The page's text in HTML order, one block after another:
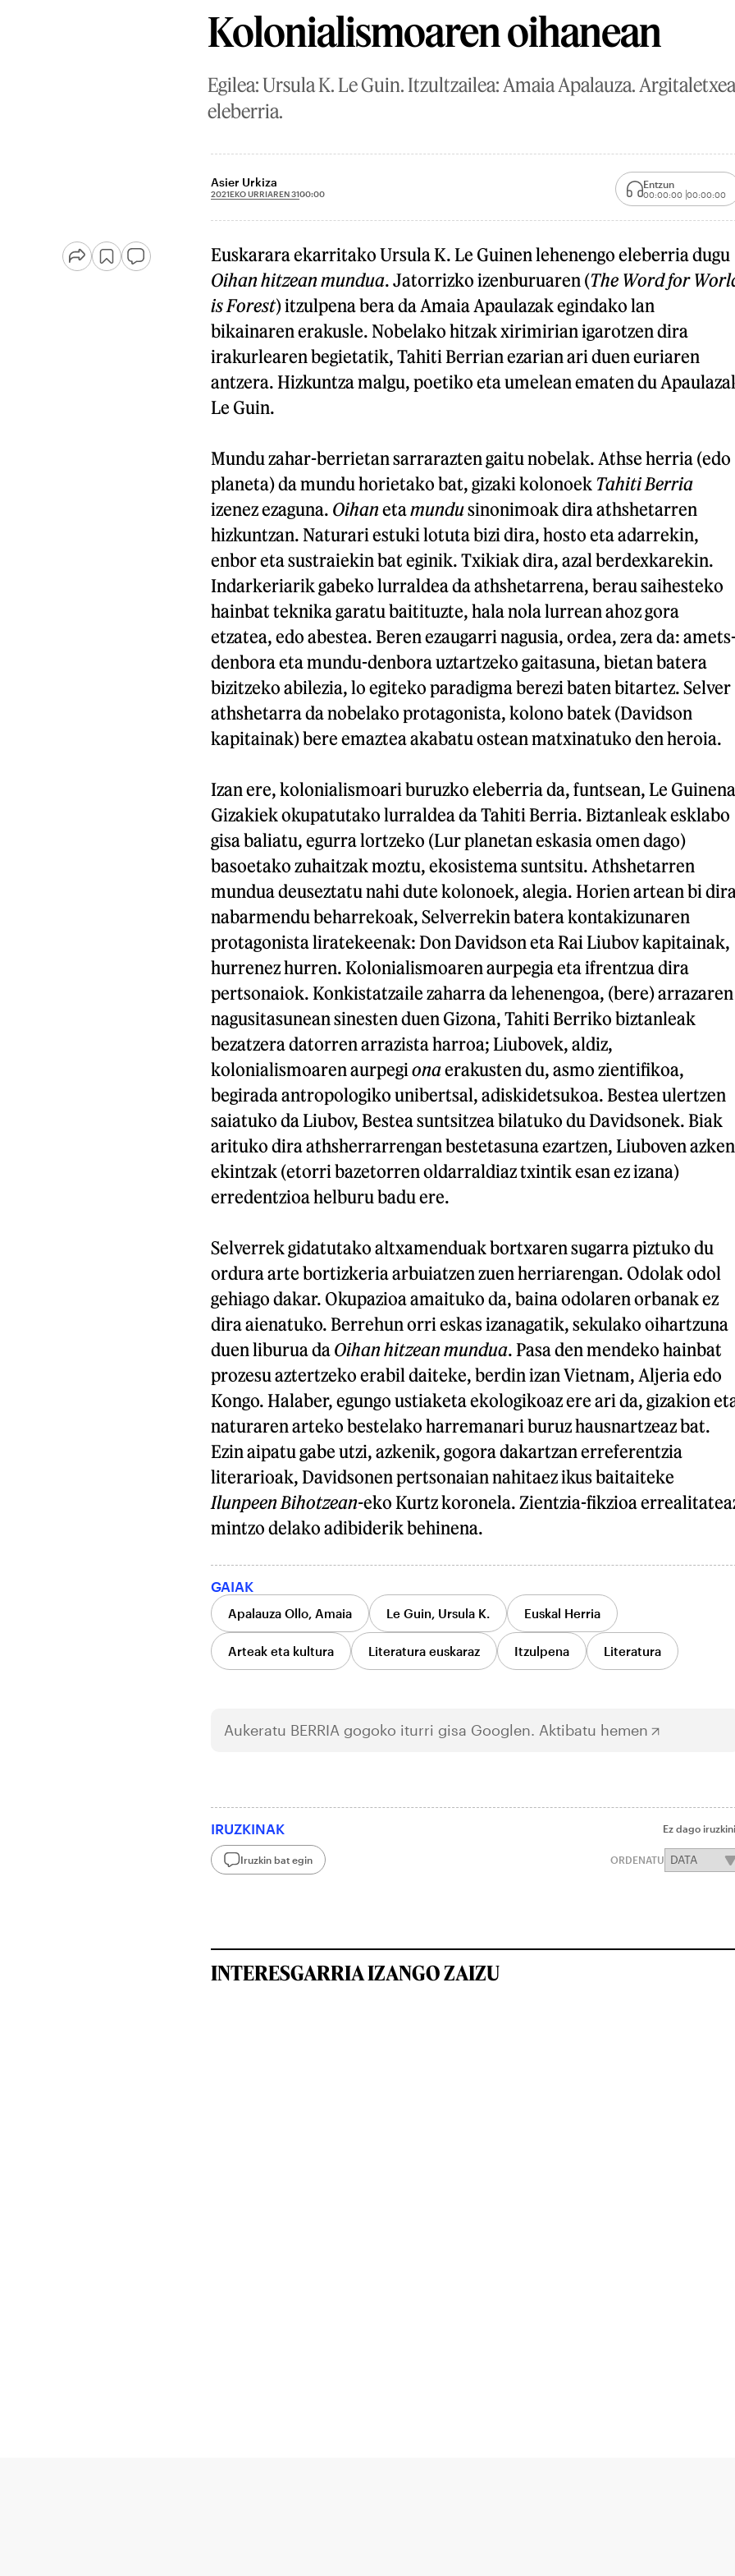
Kolonialismoaren oihanean
Egilea: Ursula K. Le Guin. Itzultzailea: Amaia Apalauza.
eleberria.
Asier Urkiza
2021EKO URRIAREN 3100:00
Entzun
00:00:00 00:00:00
Euskarara ekarritako Ursula K. Le Guinen lehenengo eleberria dugu
Oihan hitzean mundua. Jatorrizko izenburuaren (The Word for
is Forest) itzulpena bera da Amaia Apaulazak egindako lan
bikainaren erakusle. Nobelako hitzak xirimirian igarotzen dira
irakurlearen begietatik, Tahiti Berrian ezarian ari duen euriaren
antzera. Hizkuntza malgu, poetiko eta umelean ematen du
Le Guin.
Mundu zahar-berrietan sarrarazten gaitu nobelak. Athse herria (edo
planeta) da mundu horietako bat, gizaki kolonoek Tahiti Berria
izenez ezaguna. Oihanetamundusinonimoak dira athshetarren
hizkuntzan. Naturari estuki lotuta bizi dira, hosto eta adarrekin,
enbor eta sustraiekin bat eginik. Txikiak dira, azal berdexkarekin.
Indarkeriarik gabeko lurraldea da athshetarrena, berau saihesteko
hainbat teknika garatu baitituzte, hala nola lurrean ahoz gora
etzatea, edo abestea. Beren ezaugarri nagusia, ordea, zera da:
denbora eta mundu-denbora uztartzeko gaitasuna, bietan batera
bizitzeko abilezia, lo egiteko paradigma berezi baten bitartez. Selver
athshetarra da nobelako protagonista, kolono batek (Davidson
kapitainak) bere emaztea akabatu ostean matxinatuko den heroia.
Izan ere, kolonialismoari buruzko eleberria da, funtsean, Le
Gizakiek okupatutako lurraldea da Tahiti Berria. Biztanleak esklabo
gisa baliatu, egurra lortzeko (Lur planetan eskasia omen dago)
basoetako zuhaitzak moztu, ekosistema suntsitu. Athshetarren
mundua deuseztatu nahi dute kolonoek, alegia. Horien artean bi
nabarmendu beharrekoak, Selverrekin batera kontakizunaren
protagonista liratekeenak: Don Davidson eta Rai Liubov kapitainak,
hurrenez hurren. Kolonialismoaren aurpegia eta ifrentzua dira
pertsonaiok. Konkistatzaile zaharra da lehenengoa, (bere) arrazaren
nagusitasunean sinesten duen Gizona, Tahiti Berriko biztanleak
bezatzera datorren arrazista harroa; Liubovek, aldiz,
kolonialismoaren aurpegi onaerakusten du, asmo zientifikoa,
begirada antropologiko unibertsal, adiskidetsukoa. Bestea ulertzen
saiatuko da Liubov, Bestea suntsitzea bilatuko du Davidsonek. Biak
arituko dira athsherrarrengan bestetasuna ezartzen, Liuboven azken
ekintzak (etorri bazetorren oldarraldiaz txintik esan ez izana)
erredentzioa helburu badu ere.
Selverrek gidatutako altxamenduak bortxaren sugarra piztuko du
ordura arte bortizkeria arbuiatzen zuen herriarengan. Odolak odol
gehiago dakar. Okupazioa amaituko da, baina odolaren orbanak ez
dira aienatuko. Berrehun orri eskas izanagatik, sekulako oihartzuna
duen liburua da Oihan hitzean mundua. Pasa den mendeko hainbat
prozesu aztertzeko erabil daiteke, berdin izan Vietnam, Aljeria edo
Kongo. Halaber, egungo ustiaketa ekologikoaz ere ari da, gizakion
naturaren arteko bestelako harremanari buruz hausnartzeaz bat.
Ezin aipatu gabe utzi, azkenik, gogora dakartzan erreferentzia
literarioak, Davidsonen pertsonaian nahitaez ikus baitaiteke
Ilunpeen Bihotzean-eko Kurtz koronela. Zientzia-fikzioa
mintzo delako adibiderik behinena.
GAIAK
Apalauza Ollo, Amaia Le Guin, Ursula K. Euskal Herria
Arteak eta kultura Literatura euskaraz Itzulpena Literatura
Aukeratu BERRIA gogoko iturri gisa Googlen. Aktibatu hemen
IRUZKINAK Ez dago
Iruzkin bat egin ORDENATU
INTERESGARRIA IZANGO ZAIZU